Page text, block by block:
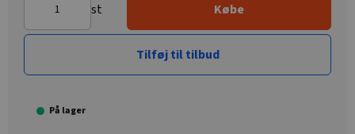
st Købe
Tilføj til tilbud
På lager